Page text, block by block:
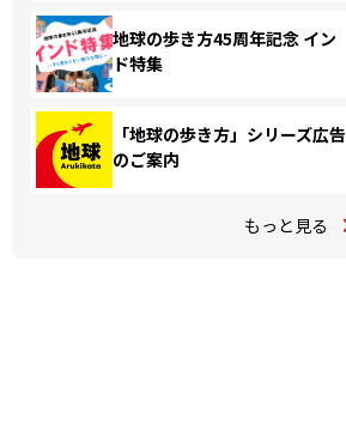
地球の歩き方45周年記念 イン
ド特集
「地球の歩き方」シリーズ広告
のご案内
もっと見る